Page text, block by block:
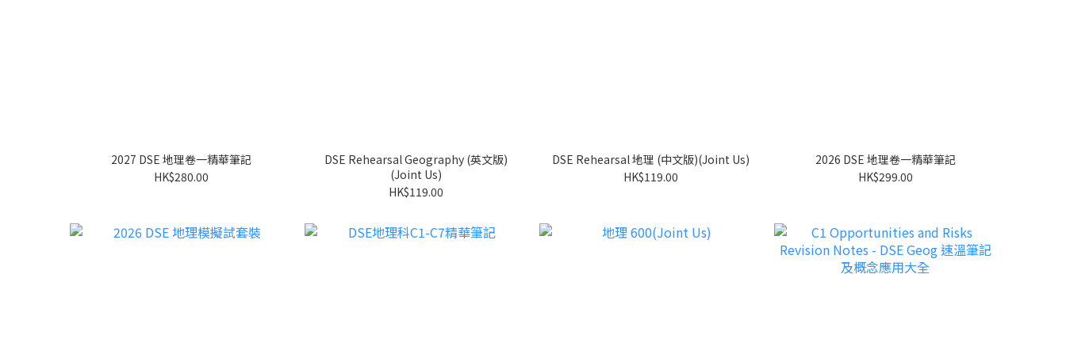
2027 DSE 地理卷一精華筆記
HK$280.00
DSE Rehearsal Geography (英文版)
(Joint Us)
HK$119.00
DSE Rehearsal 地理 (中文版)(Joint Us)
HK$119.00
2026 DSE 地理卷一精華筆記
HK$299.00